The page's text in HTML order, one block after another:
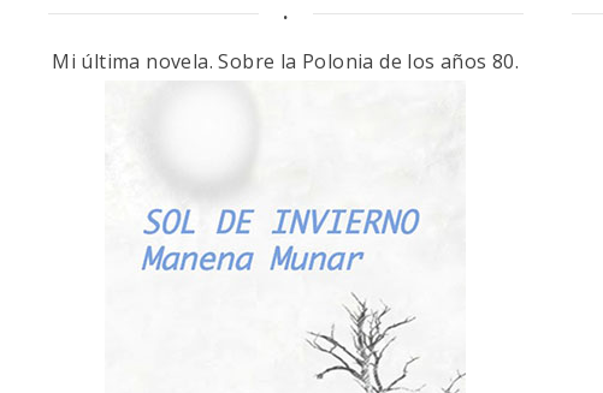
.
Mi última novela. Sobre la Polonia de los años 80.